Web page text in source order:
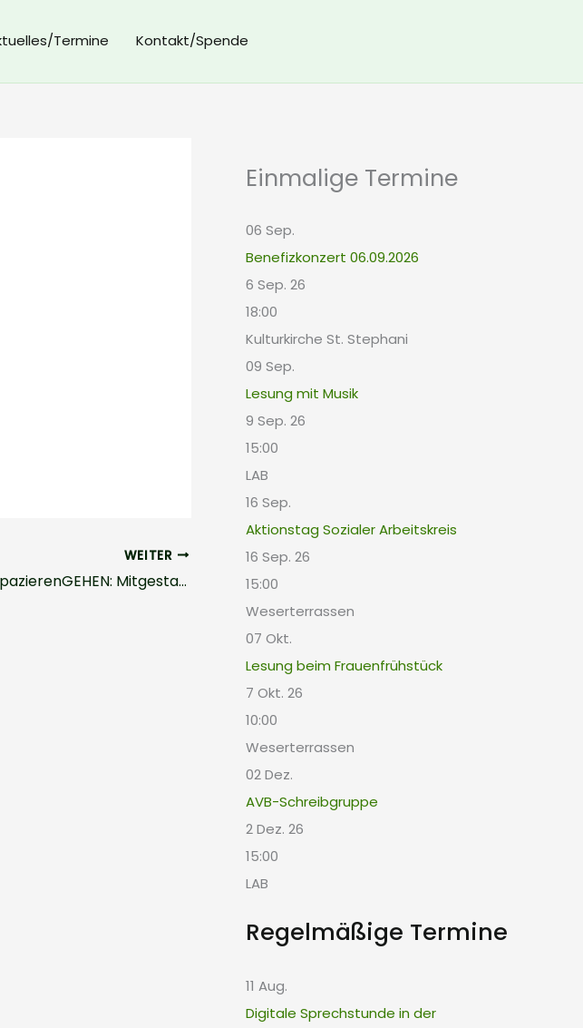
Termine Kontakt/Spende
WEITER
GEMeinsam SpazierenGEHEN: Mitgestaltungstreffen
Einmalige Termine
06 Sep.
Benefizkonzert 06.09.2026
6 Sep. 26
18:00
Kulturkirche St. Stephani
09 Sep.
Lesung mit Musik
9 Sep. 26
15:00
LAB
16 Sep.
Aktionstag Sozialer Arbeitskreis
16 Sep. 26
15:00
Weserterrassen
07 Okt.
Lesung beim Frauenfrühstück
7 Okt. 26
10:00
Weserterrassen
02Dez.
AVB-Schreibgruppe
2 Dez. 26
15:00
LAB
Regelmäßige Termine
11 Aug.
Digitale Sprechstunde in der